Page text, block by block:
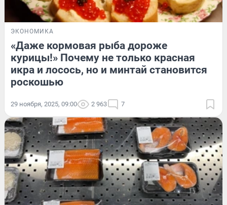
ЭКОНОМИКА
«Даже кормовая рыба дороже
курицы!» Почему не только красная
икра и лосось, но и минтай становится
роскошью
29 ноября, 2025, 09:00 2 963 7